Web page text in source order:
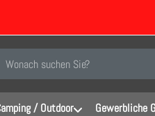
Sie einen Suchbegriff ein.
/ Outdoor Gewerbliche